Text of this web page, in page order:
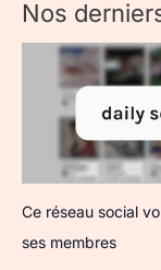
Nos
Ce réseau social
ses membres